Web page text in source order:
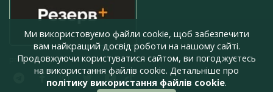
press@armyinform.com.ua
Ми використовуємо файли cookie, щоб забезпечити
вам найкращий досвід роботи на нашому сайті.
Продовжуючи користуватися сайтом, ви погоджуєтесь
на використання файлів cookie. Детальніше про
політику використання файлів cookie.